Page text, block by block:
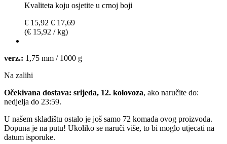
Kvaliteta koju osjetite u crnoj boji
€ 15,92 € 17,69
(€ 15,92 / kg)
verz.: 1,75 mm / 1000 g
Na zalihi
Očekivana dostava: srijeda, 12. kolovoza, ako naručite do:
nedjelja do 23:59.
U našem skladištu ostalo je još samo 72 komada ovog proizvoda.
Dopuna je na putu! Ukoliko se naruči više, to bi moglo utjecati na
datum isporuke.